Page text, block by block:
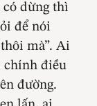
có dừng thì
để nói
mà”. Ai
chính điều
đường.